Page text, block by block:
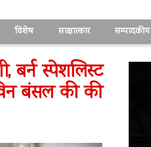
विशेष साक्षात्कार सम्पादकीय
बर्न स्पेशलिस्ट
बंसल की की